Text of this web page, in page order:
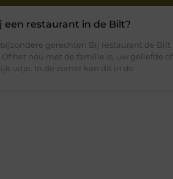
een restaurant in de Bilt?
gerechten Bij restaurant de Bilt
het nou met de familie is, uw geliefde of
uitje. In de zomer kan dit in de